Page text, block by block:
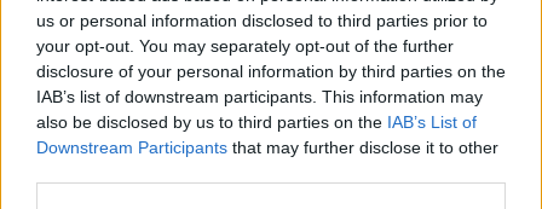
us or personal information disclosed to third parties prior to
your opt-out. You may separately opt-out of the further
disclosure of your personal information by third parties on the
IAB’s list of downstream participants. This information may
also be disclosed by us to third parties on the IAB’s List of
Downstream Participants that may further disclose it to other
Media
3.454.859 μοναδικοί χρήστες επέλεξαν το
mononews.gr για την ενημέρωσή τους τον μήνα
Μάιο